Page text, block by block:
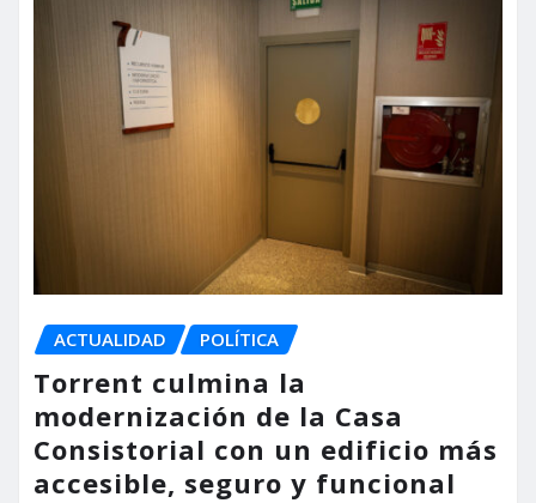
ACTUALIDAD POLÍTICA
Torrent culmina la
modernización de la Casa
Consistorial con un edificio más
accesible, seguro y funcional